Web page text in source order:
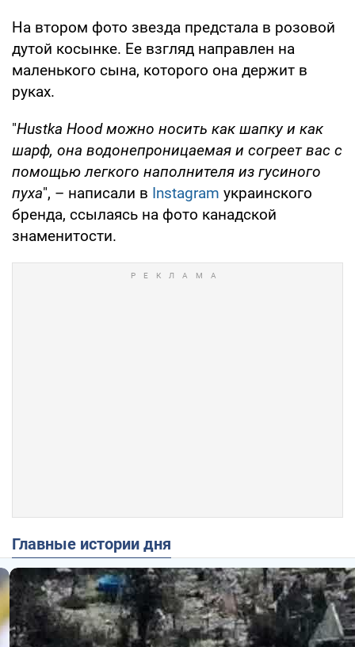
На втором фото звезда предстала в розовой
дутой косынке. Ее взгляд направлен на
маленького сына, которого она держит в
руках.
"Hustka Hood можно носить как шапку и как
шарф, она водонепроницаемая и согреет вас с
помощью легкого наполнителя из гусиного
пуха", – написали в Instagram украинского
бренда, ссылаясь на фото канадской
знаменитости.
Главные истории дня